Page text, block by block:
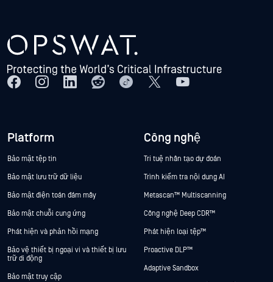
Platform
Bảo mật tệp tin
Bảo mật lưu trữ dữ liệu
Bảo mật điện toán đám mây
Bảo mật chuỗi cung ứng
Phát hiện và phản hồi mạng
Bảo vệ thiết bị ngoại vi và thiết bị lưu
trữ di động
Bảo mật truy cập
Công nghệ
Trí tuệ nhân tạo dự đoán
Trình kiểm tra nội dung AI
Metascan™ Multiscanning
Công nghệ Deep CDR™
Phát hiện loại tệp™
Proactive DLP™
Adaptive Sandbox